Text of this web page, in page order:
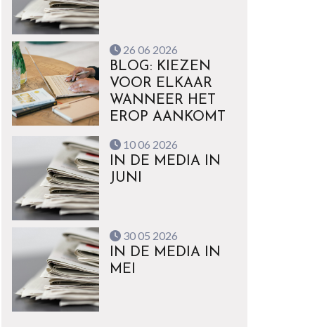
26 06 2026
BLOG: KIEZEN
VOOR ELKAAR
WANNEER HET
EROP AANKOMT
10 06 2026
IN DE MEDIA IN
JUNI
30 05 2026
IN DE MEDIA IN
MEI